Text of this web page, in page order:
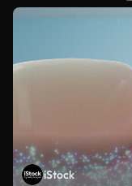
iStock